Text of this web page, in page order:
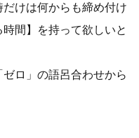
けは何からも締め付け
間】を持って欲しいと
ロ」の語呂合わせから